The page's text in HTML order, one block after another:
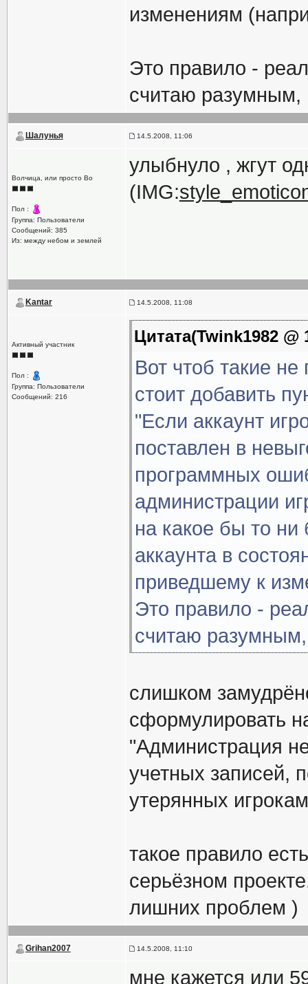
изменениям
Это правило -
считаю разумным,
Шалунья 14.5.2008, 11:06
Волчица, или просто Во
Пол :
Группа: Пользователи
Сообщений: 385
Из: между небом и землей
улыбнуло , жгут
(IMG:
Kantar 14.5.2008, 11:08
Активный участник
Пол :
Группа: Пользователи
Сообщений: 216
Цитата(Twink1982 @
Вот чтоб такие
стоит добавить
"Если аккаунт
поставлен в
программных
администрации
на какое бы то
аккаунта в
приведшему к
Это правило -
считаю разумным,
слишком
сформулировать
"Администрация
учетных записей,
утерянных
такое правило
серьёзном
лишних проблем )
Grihan2007 14.5.2008, 11:10
мне кажется или